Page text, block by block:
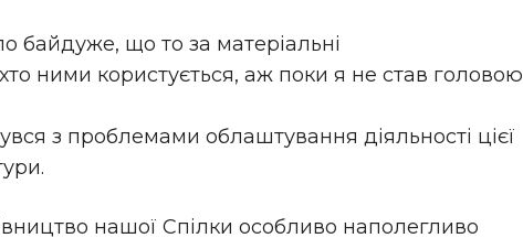
байдуже, що то за матеріальні
хто ними користується, аж поки я не став головою
з проблемами облаштування діяльності цієї
нашої Спілки особливо наполегливо